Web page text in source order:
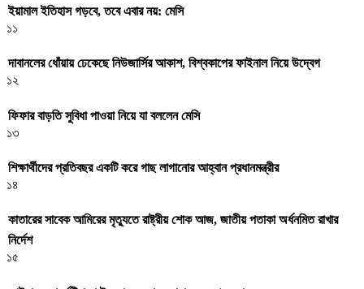
ইয়ামাল ইতিহাস গড়বে, তবে এবার নয়: মেসি
১১
দাবানলের ধোঁয়ায় ঢেকেছে নিউজার্সির আকাশ, বিশ্বকাপের ফাইনাল নিয়ে উদ্বেগ
১২
ফিফার বাড়তি সুবিধা পাওয়া নিয়ে যা বললেন মেসি
১৩
শিক্ষার্থীদের প্রতিবছর একটি করে গাছ লাগানোর আহ্বান প্রধানমন্ত্রীর
১৪
কাতারের সাবেক আমিরের মৃত্যুতে রাষ্ট্রীয় শোক আজ, জাতীয় পতাকা অর্ধনমিত রাখার
নির্দেশ
১৫